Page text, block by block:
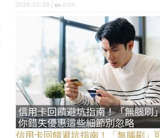
2026-05-29 | 6,109
信用卡回饋避坑指南！「無腦刷」